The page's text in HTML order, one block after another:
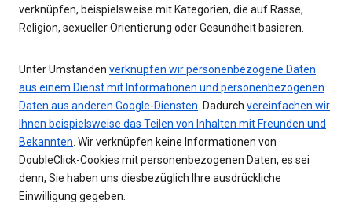
verknüpfen, beispielsweise mit Kategorien, die auf Rasse,
Religion, sexueller Orientierung oder Gesundheit basieren.
Unter Umständen verknüpfen wir personenbezogene Daten
aus einem Dienst mit Informationen und personenbezogenen
Daten aus anderen Google-Diensten. Dadurch vereinfachen wir
Ihnen beispielsweise das Teilen von Inhalten mit Freunden und
Bekannten. Wir verknüpfen keine Informationen von
DoubleClick-Cookies mit personenbezogenen Daten, es sei
denn, Sie haben uns diesbezüglich Ihre ausdrückliche
Einwilligung gegeben.